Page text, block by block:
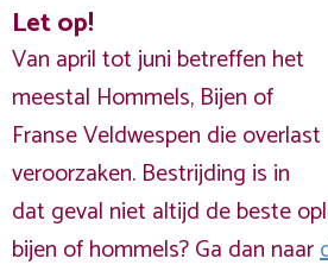
Let op!
Van april tot juni betreffen het
meestal Hommels, Bijen of
Franse Veldwespen die overlast
veroorzaken. Bestrijding is in
dat geval niet altijd de beste
bijen of hommels? Ga dan naar